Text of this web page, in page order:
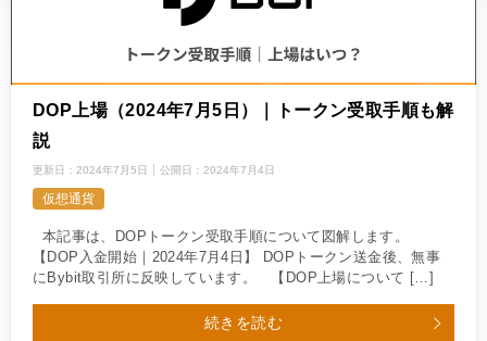
DOP上場（2024年7月5日）｜トークン受取手順も解
説
更新日： 2024年7月5日 公開日： 2024年7月4日
仮想通貨
本記事は、DOPトークン受取手順について図解します。
【DOP入金開始｜2024年7月4日】 DOPトークン送金後、無事
にBybit取引所に反映しています。 【DOP上場について […]
続きを読む